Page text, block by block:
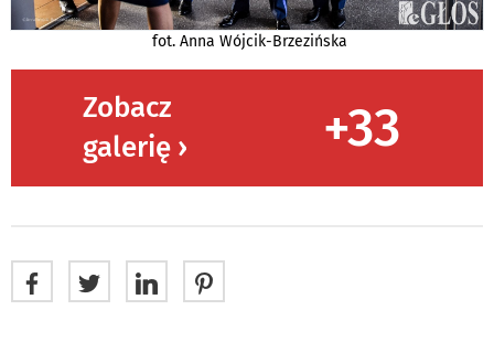
fot. Anna Wójcik-Brzezińska
Zobacz
galerię ›
+33